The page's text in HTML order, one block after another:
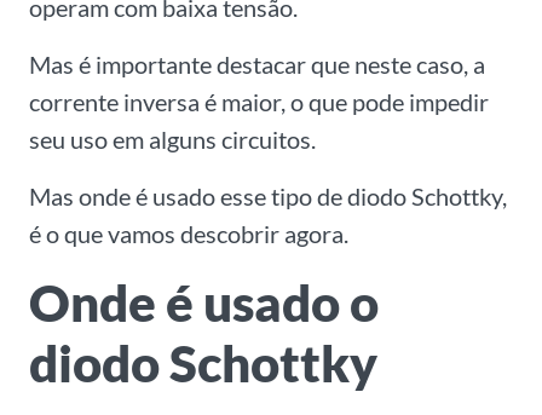
operam com baixa tensão.
Mas é importante destacar que neste caso, a
corrente inversa é maior, o que pode impedir
seu uso em alguns circuitos.
Mas onde é usado esse tipo de diodo Schottky,
é o que vamos descobrir agora.
Onde é usado o
diodo Schottky